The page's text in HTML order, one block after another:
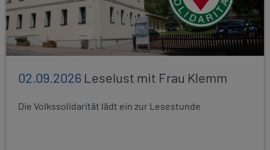
02.09.2026 Leselust mit Frau Klemm
Die Volkssolidarität lädt ein zur Lesestunde